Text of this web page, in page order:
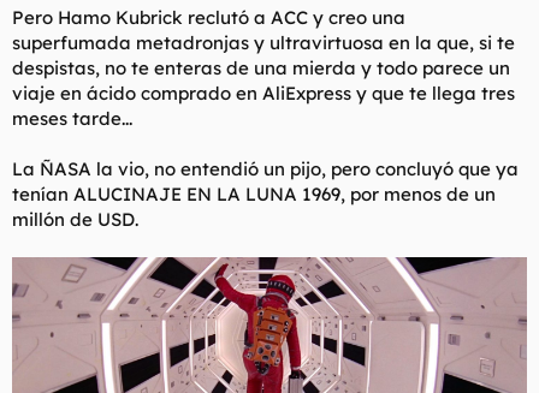
Pero Hamo Kubrick reclutó a ACC y creo una
superfumada metadronjas y ultravirtuosa en la que, si te
despistas, no te enteras de una mierda y todo parece un
viaje en ácido comprado en AliExpress y que te llega tres
meses tarde...
La ÑASA la vio, no entendió un pijo, pero concluyó que ya
tenían ALUCINAJE EN LA LUNA 1969, por menos de un
millón de USD.